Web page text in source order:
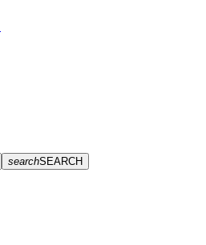
searchSEARCH